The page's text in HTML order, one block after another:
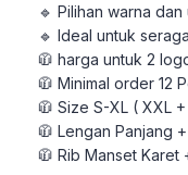
🔹 Pilihan warna
🔹 Ideal untuk
🧥 harga untuk 2
🧥 Minimal order 12
🧥 Size S-XL ( XXL
🧥 Lengan Panjang +
🧥 Rib Manset Karet